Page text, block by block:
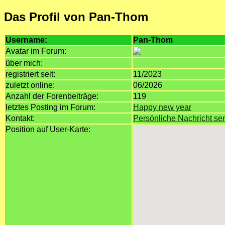
Das Profil von Pan-Thom
Username:
Pan-Thom
Avatar im Forum:
über mich:
registriert seit:
11/2023
zuletzt online:
06/2026
Anzahl der Forenbeiträge:
119
letztes Posting im Forum:
Happy new year
Kontakt:
Persönliche Nachricht
Position auf User-Karte: